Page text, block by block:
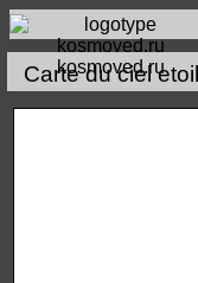
kosmoved.ru
Carte du ciel